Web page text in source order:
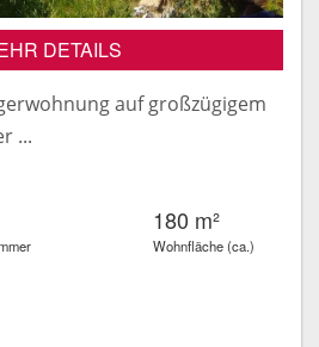
DETAILS
auf großzügigem
...
180 m²
Wohnfläche (ca.)